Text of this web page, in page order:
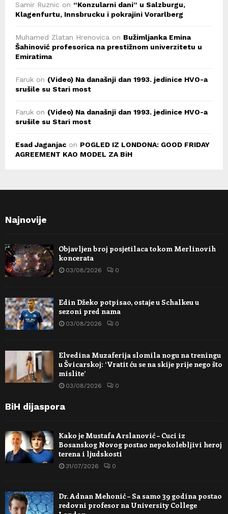
Samir Ruznic on “Konzularni dani” u Salzburgu,
Klagenfurtu, Innsbrucku i pokrajini Vorarlberg
Muhamed Zlatan Hrenovica on Bužimljanka Emina
Šahinović profesorica na prestižnom univerzitetu u
Emiratima
Faruk on (Video) Na današnji dan 1993. jedinice HVO-a
srušile su Stari most
Faruk on (Video) Na današnji dan 1993. jedinice HVO-a
srušile su Stari most
Esad Jaganjac on POGLED IZ LONDONA: GOOD FRIDAY
AGREEMENT KAO MODEL ZA BiH
Najnovije
Objavljen broj posjetilaca tokom Merlinovih
koncerata
03/08/2026 0
Edin Džeko potpisao, ostaje u Schalkeu u
sezoni pred nama
03/08/2026 0
Elvedina Muzaferija slomila nogu na treningu
u Švicarskoj: ‘Vratit ću se na skije prije nego što
mislite’
03/08/2026 0
BiH dijaspora
Kako je Mustafa Arslanović – Cuci iz
Bosanskog Novog postao nepokolebljivi heroj
terena i ljudskosti
31/07/2026 0
Dr. Adnan Mehonić – Sa samo 39 godina postao
redovni profesor na University College